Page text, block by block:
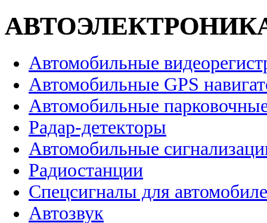
Автомобильные
Автомобильные GPS
Автомобильные
Радар-детекторы
Автомобильные
Радиостанции
Спецсигналы для
Автозвук